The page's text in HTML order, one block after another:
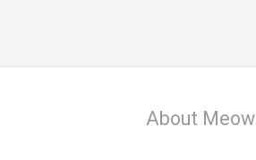
About Meow